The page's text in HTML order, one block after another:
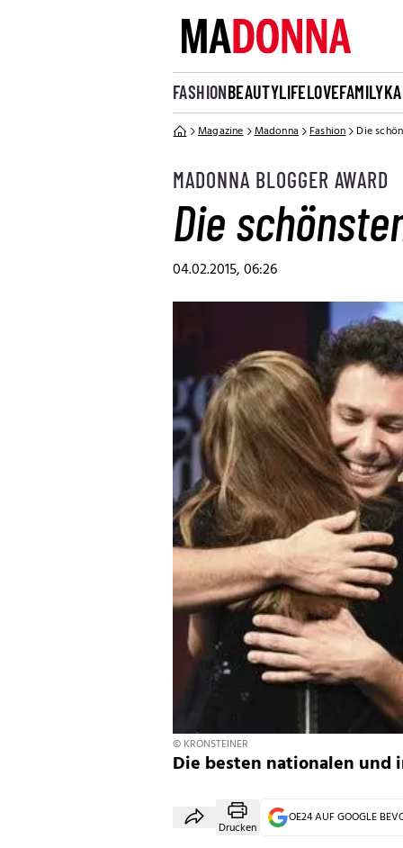
FASHIONBEAUTYLIFELOVEFAMILY
Magazine Madonna Fashion Die
MADONNA BLOGGER AWARD
Die
04.02.2015, 06:26
© KRONSTEINER
Die besten nationalen
Drucken
OE24 AUF GOOGLE